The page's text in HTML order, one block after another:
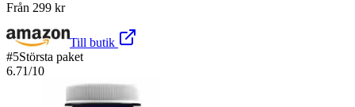
Från 299 kr
Till butik
#5Största paket
6.71/10